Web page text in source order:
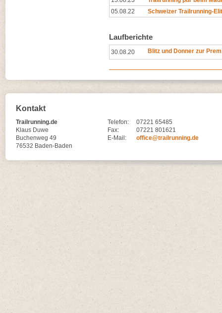
05.08.22
Schweizer Trailrunning-
Laufberichte
30.08.20 Blitz und Donner zur
Kontakt
Trailrunning.de
Klaus Duwe
Buchenweg 49
76532 Baden-Baden
Telefon:
07221 65485
Fax:
07221 801621
E-Mail:
office@trailrunning.de